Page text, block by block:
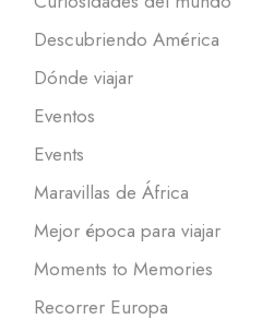
Descubriendo América
Dónde viajar
Eventos
Events
Maravillas de África
Mejor época para viajar
Moments to Memories
Recorrer Europa